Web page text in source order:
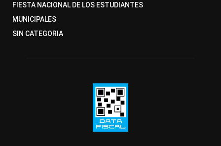
FIESTA NACIONAL DE LOS ESTUDIANTES
MUNICIPALES
SIN CATEGORIA